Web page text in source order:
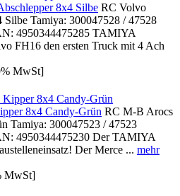
8x4 Silbe RC Volvo
Tamiya: 300047528 / 47528
4950344475285 TAMIYA
FH16 den ersten Truck mit 4 Ach
MwSt]
8x4 Candy-Grün RC M-B Arocs
Tamiya: 300047523 / 47523
4950344475230 Der TAMIYA
Der Merce ... mehr
MwSt]